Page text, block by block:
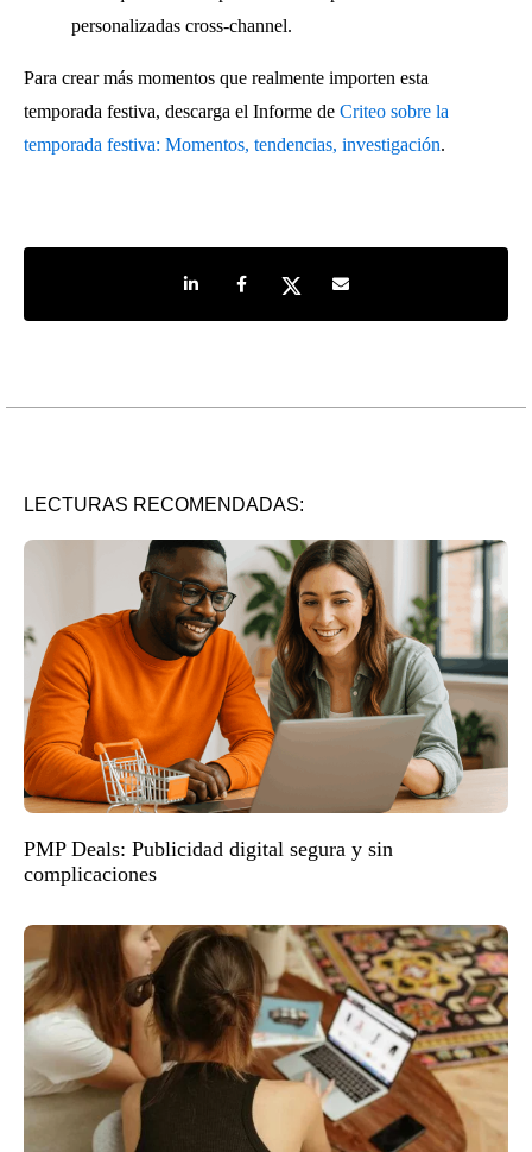
personalizadas cross-channel.
Para crear más momentos que realmente importen esta
temporada festiva, descarga el Informe de Criteo sobre la
temporada festiva: Momentos, tendencias, investigación.
Share on LinkedIn
Share on Facebook
Share on TwitterShare by e-mail
LECTURAS RECOMENDADAS:
PMP Deals: Publicidad digital segura y sin
complicaciones